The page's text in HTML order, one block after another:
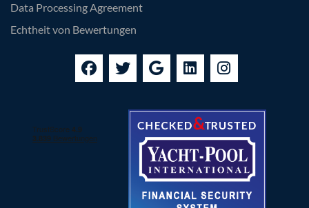
Data Processing Agreement
Echtheit von Bewertungen